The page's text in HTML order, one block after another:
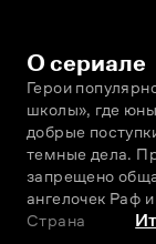
О сериале
Герои
школы», где
добрые
темные дела.
запрещено
ангелочек Раф
Страна